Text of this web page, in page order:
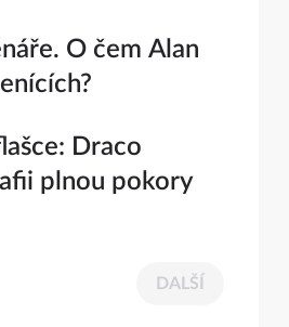
O čem Alan
Draco
plnou pokory
DALŠÍ